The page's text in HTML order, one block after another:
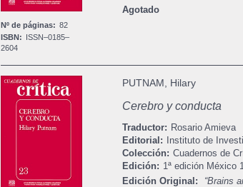
Nº de páginas: 82
ISBN: ISSN–0185–
2604
Agotado
PUTNAM, Hilary
Cerebro y conducta
Traductor: Rosario Amieva
Editorial:
Instituto de
Colección: Cuadernos de
Edición: 1ª edición México
Edición Original:
“Brains